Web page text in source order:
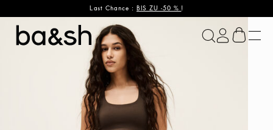
Last Chance : BIS ZU -50 % !
ba&sh